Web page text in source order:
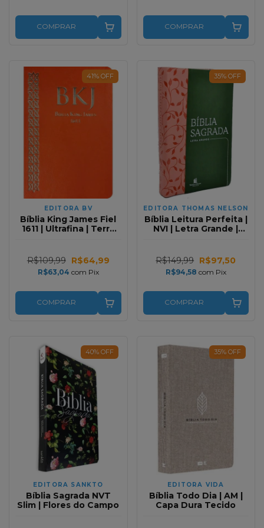
COMPRAR COMPRAR
41% OFF
EDITORA BV
Bíblia King James Fiel
1611 | Ultrafina | Terra
R$109,99 R$64,99
R$63,04 com Pix
COMPRAR
35% OFF
EDITORA THOMAS NELSON
Bíblia Leitura Perfeita |
NVI | Letra Grande |
R$149,99 R$97,50
R$94,58 com Pix
COMPRAR
40% OFF
EDITORA SANKTO
Bíblia Sagrada NVT
Slim | Flores do Campo
35% OFF
EDITORA VIDA
Bíblia Todo Dia | AM |
Capa Dura Tecido